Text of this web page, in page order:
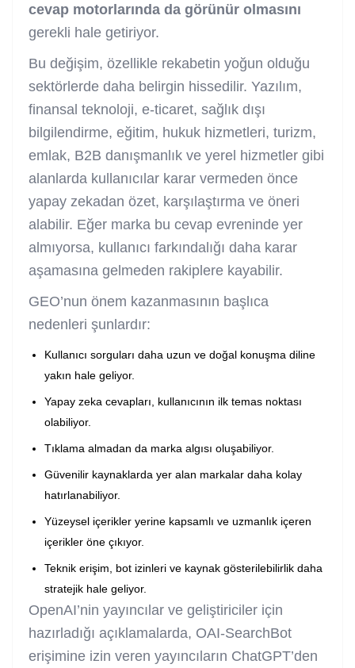
cevap motorlarında da görünür olmasını
gerekli hale getiriyor.
Bu değişim, özellikle rekabetin yoğun olduğu
sektörlerde daha belirgin hissedilir. Yazılım,
finansal teknoloji, e-ticaret, sağlık dışı
bilgilendirme, eğitim, hukuk hizmetleri, turizm,
emlak, B2B danışmanlık ve yerel hizmetler gibi
alanlarda kullanıcılar karar vermeden önce
yapay zekadan özet, karşılaştırma ve öneri
alabilir. Eğer marka bu cevap evreninde yer
almıyorsa, kullanıcı farkındalığı daha karar
aşamasına gelmeden rakiplere kayabilir.
GEO’nun önem kazanmasının başlıca
nedenleri şunlardır:
Kullanıcı sorguları daha uzun ve doğal konuşma diline
yakın hale geliyor.
Yapay zeka cevapları, kullanıcının ilk temas noktası
olabiliyor.
Tıklama almadan da marka algısı oluşabiliyor.
Güvenilir kaynaklarda yer alan markalar daha kolay
hatırlanabiliyor.
Yüzeysel içerikler yerine kapsamlı ve uzmanlık içeren
içerikler öne çıkıyor.
Teknik erişim, bot izinleri ve kaynak gösterilebilirlik daha
stratejik hale geliyor.
OpenAI’nin yayıncılar ve geliştiriciler için
hazırladığı açıklamalarda, OAI-SearchBot
erişimine izin veren yayıncıların ChatGPT’den